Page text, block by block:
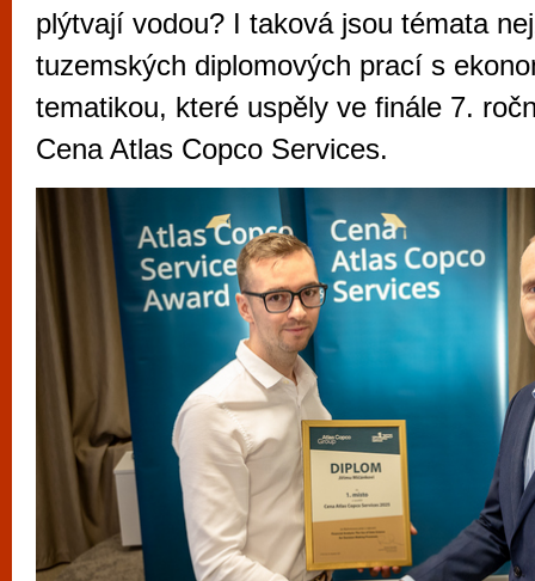
plýtvají vodou? I taková jsou témata
tuzemských diplomových prací s
tematikou, které uspěly ve finále 7.
Cena Atlas Copco Services.
vyzkoušet různé kasinové hry. V
metropoli naleznete širokou nabídku her
po moderní automaty jak pro pravidelné
příležitostné hráče. V...